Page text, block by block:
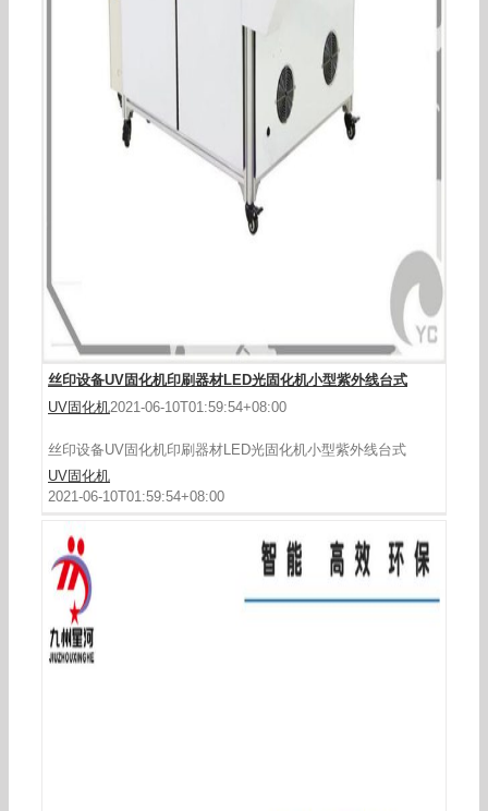
丝印设备UV固化机印刷器材LED光固化机小型紫外线台式
UV固化机2021-06-10T01:59:54+08:00
丝印设备UV固化机印刷器材LED光固化机小型紫外线台式
UV固化机
2021-06-10T01:59:54+08:00
深紫外UVLED光固机105*15面光源喷码打印固化光
源小型UV打印机